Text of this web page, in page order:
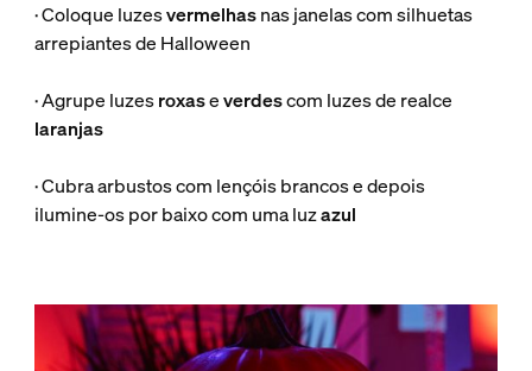
· Coloque luzesvermelhasnas janelas com silhuetas
arrepiantes de Halloween
· Agrupe luzesroxaseverdescom luzes de realce
laranjas
· Cubra arbustos com lençóis brancos e depois
ilumine-os por baixo com uma luzazul